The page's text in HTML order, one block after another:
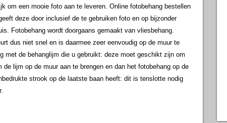
om een mooie foto aan te leveren. Online fotobehang bestellen
deze door inclusief de te gebruiken foto en op bijzonder
Fotobehang wordt doorgaans gemaakt van vliesbehang.
dus niet snel en is daarmee zeer eenvoudig op de muur te
met de behanglijm die u gebruikt: deze moet geschikt zijn om
lijm op de muur aan te brengen en dan het fotobehang op de
strook op de laatste baan heeft: dit is tenslotte nodig